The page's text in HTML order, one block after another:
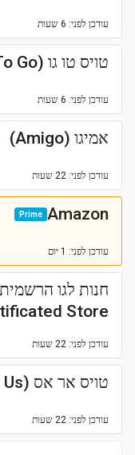
עודכן לפני: 6 שעות
טויס טו גו (Toys To Go)
עודכן לפני: 6 שעות
אמיגו (Amigo)
עודכן לפני: 22 שעות
Amazon
Prime
עודכן לפני: 1 יום
Store)
עודכן לפני: 22 שעות
טויס אר אס (Toys R Us)
עודכן לפני: 22 שעות